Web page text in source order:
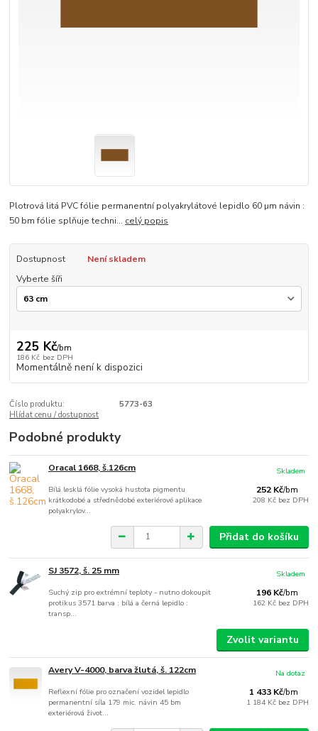
Plotrová litá PVC fólie permanentní polyakrylátové lepidlo 60 µm návin :
50 bm fólie splňuje techni... celý popis
Dostupnost
Není skladem
Vyberte šíři
225 Kč/bm
186 Kč bez DPH
Momentálně není k dispozici
Číslo produktu:
5773-63
Hlídat cenu / dostupnost
Podobné produkty
Oracal 1668, š.126cm
Bílá lesklá fólie vysoká hustota pigmentu
krátkodobé a střednědobé exteriérové aplikace
polyakrylov...
252 Kč/bm
208 Kč bez DPH
Skladem
Přidat do košíku
SJ 3572, š. 25 mm
Suchý zip pro extrémní teploty - nutno dokoupit
protikus 3571 barva : bílá a černá lepidlo :
transp...
196 Kč/bm
162 Kč bez DPH
Skladem
Zvolit variantu
Avery V-4000, barva žlutá, š. 122cm
Reflexní fólie pro označení vozidel lepidlo
permanentní síla 179 mic. návin 45 bm
exteriérová život...
1 433 Kč/bm
1 184 Kč bez DPH
Na dotaz